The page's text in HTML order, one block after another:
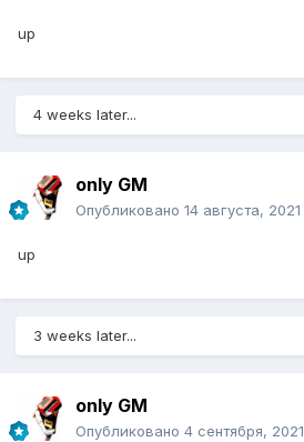
up
4 weeks later...
only GM
Опубликовано 14 августа, 2021
up
3 weeks later...
only GM
Опубликовано 4 сентября, 2021